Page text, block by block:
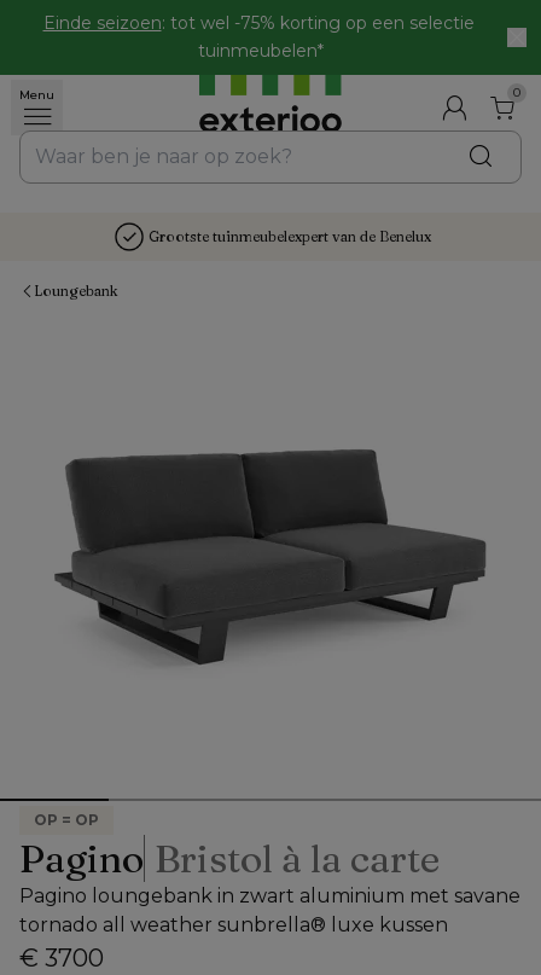
Einde seizoen: tot wel -75% korting op een selectie
tuinmeubelen*
Menu 0
Grootste tuinmeubelexpert van de Benelux
Loungebank
OP = OP
Pagino Bristol à la carte
Pagino loungebank in zwart aluminium met savane
tornado all weather sunbrella® luxe kussen
€ 3700